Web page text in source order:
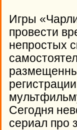
Игры
провести
непростых
Сегодня
сериал про